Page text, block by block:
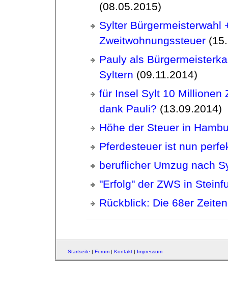
(08.05.2015)
Sylter Bürgermeisterwahl
Zweitwohnungssteuer
Pauly als
Syltern (09.11.2014)
für Insel Sylt 10 Millionen
dank Pauli? (13.09.2014)
Höhe der Steuer in
Pferdesteuer ist nun
beruflicher Umzug nach
"Erfolg" der ZWS in
Rückblick: Die 68er Zeiten
Startseite | Forum| Kontakt| Impressum